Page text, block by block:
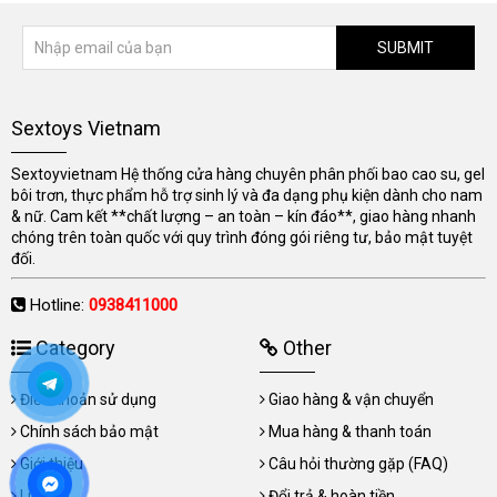
SUBMIT
Sextoys Vietnam
Sextoyvietnam Hệ thống cửa hàng chuyên phân phối bao cao su, gel
bôi trơn, thực phẩm hỗ trợ sinh lý và đa dạng phụ kiện dành cho nam
& nữ. Cam kết **chất lượng – an toàn – kín đáo**, giao hàng nhanh
chóng trên toàn quốc với quy trình đóng gói riêng tư, bảo mật tuyệt
đối.
Hotline: 0938411000
Category
Điều khoản sử dụng
Chính sách bảo mật
Giới thiệu
Other
Giao hàng & vận chuyển
Mua hàng & thanh toán
Câu hỏi thường gặp (FAQ)